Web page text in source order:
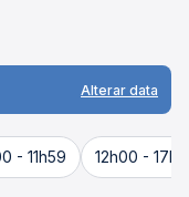
Alterar data
- 11h59 12h00 -